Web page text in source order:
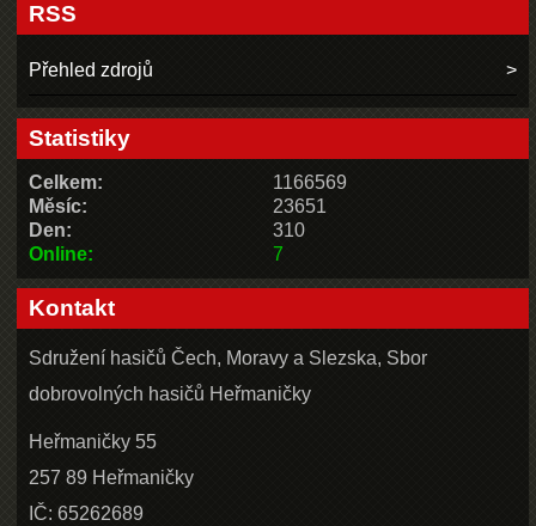
RSS
Přehled zdrojů
Statistiky
Online: 7
Celkem:
1166569
Měsíc:
23651
Den:
310
Kontakt
Sdružení hasičů Čech, Moravy a Slezska, Sbor
dobrovolných hasičů Heřmaničky
Heřmaničky 55
257 89 Heřmaničky
IČ: 65262689